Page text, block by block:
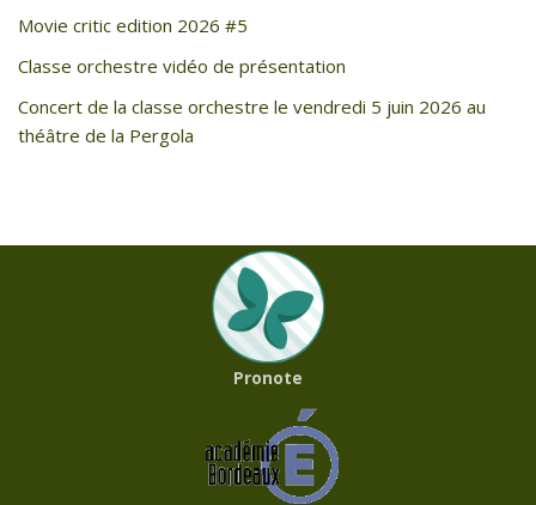
Movie critic edition 2026 #5
Classe orchestre vidéo de présentation
Concert de la classe orchestre le vendredi 5 juin 2026 au
théâtre de la Pergola
Pronote